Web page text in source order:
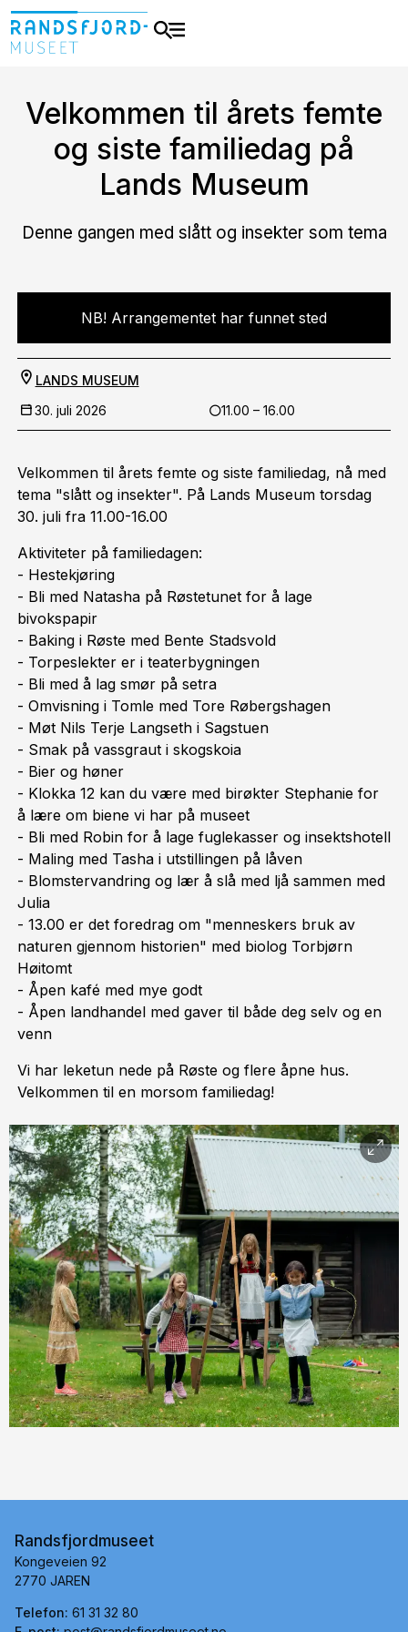
Velkommen til årets femte
og siste familiedag på
Lands Museum
Denne gangen med slått og insekter som tema
NB! Arrangementet har funnet sted
LANDS MUSEUM
30. juli 2026
11.00 – 16.00
Velkommen til årets femte og siste familiedag, nå med
tema "slått og insekter". På Lands Museum torsdag
30. juli fra 11.00-16.00
Aktiviteter på familiedagen:
- Hestekjøring
- Bli med Natasha på Røstetunet for å lage
bivokspapir
- Baking i Røste med Bente Stadsvold
- Torpeslekter er i teaterbygningen
- Bli med å lag smør på setra
- Omvisning i Tomle med Tore Røbergshagen
- Møt Nils Terje Langseth i Sagstuen
- Smak på vassgraut i skogskoia
- Bier og høner
- Klokka 12 kan du være med birøkter Stephanie for
å lære om biene vi har på museet
- Bli med Robin for å lage fuglekasser og insektshotell
- Maling med Tasha i utstillingen på låven
- Blomstervandring og lær å slå med ljå sammen med
Julia
- 13.00 er det foredrag om "menneskers bruk av
naturen gjennom historien" med biolog Torbjørn
Høitomt
- Åpen kafé med mye godt
- Åpen landhandel med gaver til både deg selv og en
venn
Vi har leketun nede på Røste og flere åpne hus.
Velkommen til en morsom familiedag!
Randsfjordmuseet
Kongeveien 92
2770 JAREN
Telefon: 61 31 32 80